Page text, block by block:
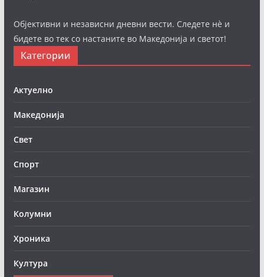
Објективни и независни дневни вести. Следете нè и
бидете во тек со настаните во Македонија и светот!
Категории
Актуелно
Македонија
Свет
Спорт
Магазин
Колумни
Хроника
Култура